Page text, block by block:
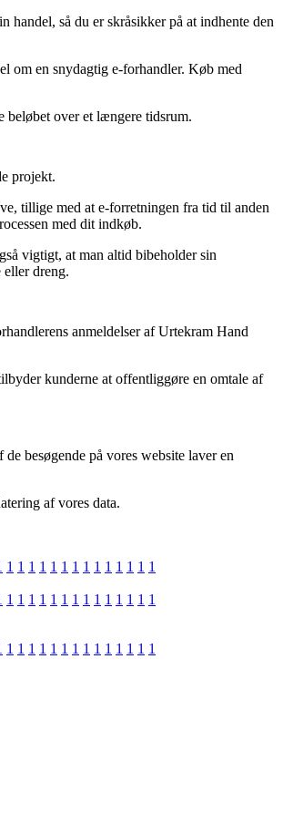
så du er skråsikker på at indhente den
om en snydagtig e-forhandler. Køb med
beløbet over et længere tidsrum.
projekt.
tillige med at e-forretningen fra tid til anden
med dit indkøb.
vigtigt, at man altid bibeholder sin
dreng.
anmeldelser af Urtekram Hand
kunderne at offentliggøre en omtale af
besøgende på vores website laver en
af vores data.
1 1 1 1 1 1 1 1 1 1 1 1 1 1
1 1 1 1 1 1 1 1 1 1 1 1 1 1
1 1 1 1 1 1 1 1 1 1 1 1 1 1